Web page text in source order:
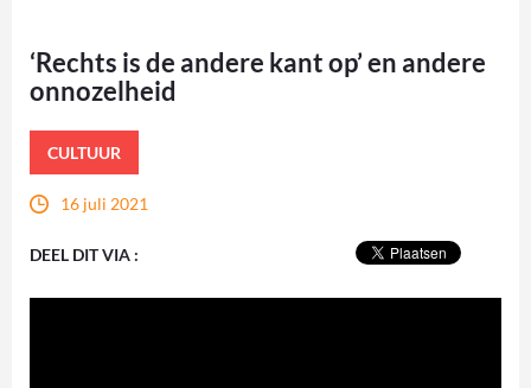
‘Rechts is de andere kant op’ en andere
onnozelheid
CULTUUR
16 juli 2021
DEEL DIT VIA :